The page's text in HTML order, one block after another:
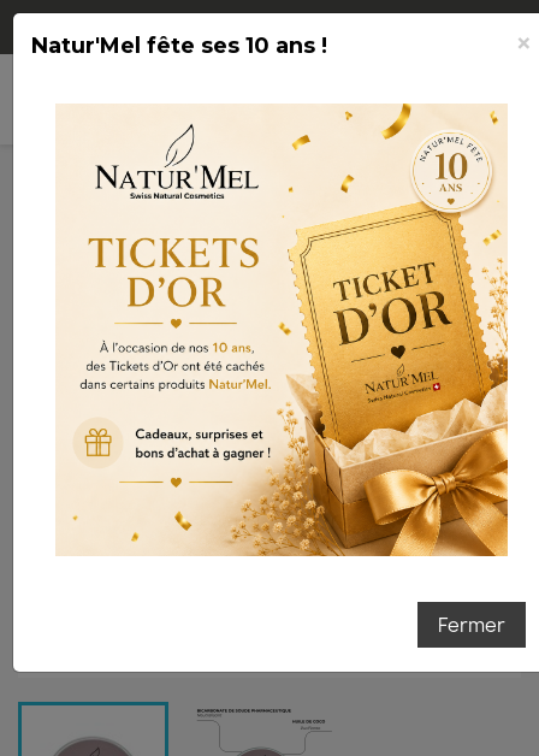
search shopping_cart(0)
Connexion
×
Natur'Mel fête ses 10 ans !
Fermer